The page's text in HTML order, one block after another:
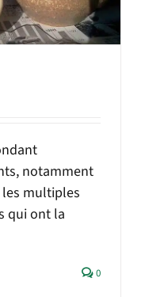
notamment
multiples
qui ont la
0